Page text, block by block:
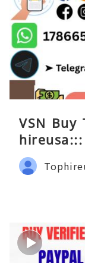
VSN Buy
hireusa:::